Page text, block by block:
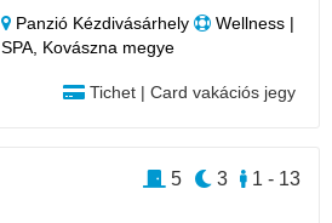
Panzió Kézdivásárhely
Wellness |
SPA, Kovászna megye
Tichet | Card vakációs jegy
1 - 13
3
5